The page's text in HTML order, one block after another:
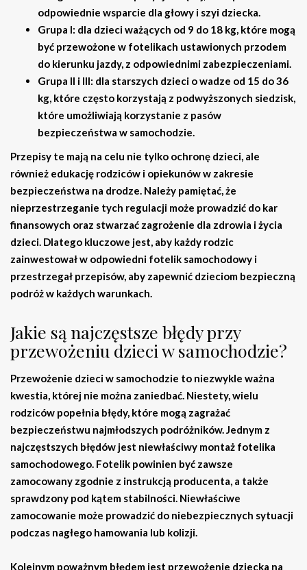
odpowiednie wsparcie dla głowy i szyi dziecka.
Grupa I: dla dzieci ważących od 9 do 18 kg, które mogą
być przewożone w fotelikach ustawionych przodem
do kierunku jazdy, z odpowiednimi zabezpieczeniami.
Grupa II i III: dla starszych dzieci o wadze od 15 do 36
kg, które często korzystają z podwyższonych siedzisk,
które umożliwiają korzystanie z pasów
bezpieczeństwa w samochodzie.
Przepisy te mają na celu nie tylko ochronę dzieci, ale
również edukację rodziców i opiekunów w zakresie
bezpieczeństwa na drodze. Należy pamiętać, że
nieprzestrzeganie tych regulacji może prowadzić do kar
finansowych oraz stwarzać zagrożenie dla zdrowia i życia
dzieci. Dlatego kluczowe jest, aby każdy rodzic
zainwestował w odpowiedni fotelik samochodowy i
przestrzegał przepisów, aby zapewnić dzieciom bezpieczną
podróż w każdych warunkach.
Jakie są najczęstsze błędy przy
przewożeniu dzieci w samochodzie?
Przewożenie dzieci w samochodzie to niezwykle ważna
kwestia, której nie można zaniedbać. Niestety, wielu
rodziców popełnia błędy, które mogą zagrażać
bezpieczeństwu najmłodszych podróżników. Jednym z
najczęstszych błędów jest niewłaściwy montaż fotelika
samochodowego. Fotelik powinien być zawsze
zamocowany zgodnie z instrukcją producenta, a także
sprawdzony pod kątem stabilności. Niewłaściwe
zamocowanie może prowadzić do niebezpiecznych sytuacji
podczas nagłego hamowania lub kolizji.
Kolejnym poważnym błędem jest przewożenie dziecka na